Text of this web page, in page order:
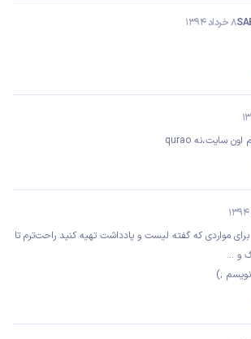
8 خرداد 1394
مواردی که گفته لیست و یادداشت تهیه کنید راحت‌ترم تا
و ...
;)